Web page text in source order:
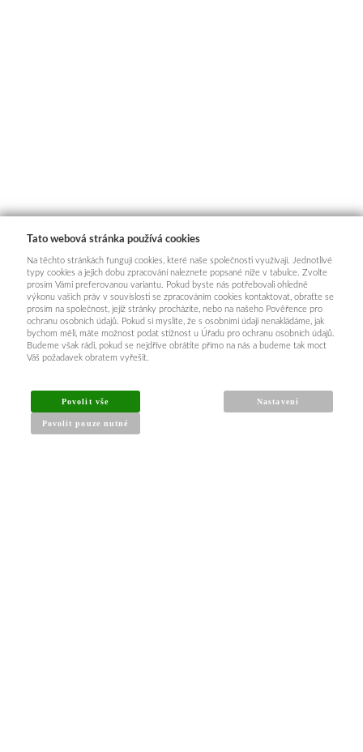
Tato webová stránka používá cookies
Na těchto stránkách fungují cookies, které naše společnosti využívají. Jednotlivé
typy cookies a jejich dobu zpracování naleznete popsané níže v tabulce. Zvolte
prosím Vámi preferovanou variantu. Pokud byste nás potřebovali ohledně
výkonu vašich práv v souvislosti se zpracováním cookies kontaktovat, obraťte se
prosím na společnost, jejíž stránky procházíte, nebo na našeho Pověřence pro
ochranu osobních údajů. Pokud si myslíte, že s osobními údaji nenakládáme, jak
bychom měli, máte možnost podat stížnost u Úřadu pro ochranu osobních údajů.
Budeme však rádi, pokud se nejdříve obrátíte přímo na nás a budeme tak moct
Váš požadavek obratem vyřešit.
Povolit vše
Povolit pouze nutné
Nastavení